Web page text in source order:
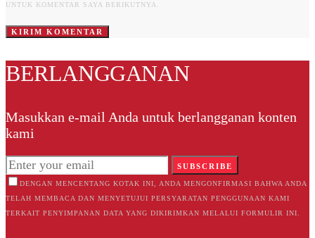
UNTUK KOMENTAR SAYA BERIKUTNYA.
BERLANGGANAN
Masukkan e-mail Anda untuk berlangganan konten
kami
SUBSCRIBE
DENGAN MENCENTANG KOTAK INI, ANDA MENGONFIRMASI BAHWA ANDA
TELAH MEMBACA DAN MENYETUJUI PERSYARATAN PENGGUNAAN KAMI
TERKAIT PENYIMPANAN DATA YANG DIKIRIMKAN MELALUI FORMULIR INI.